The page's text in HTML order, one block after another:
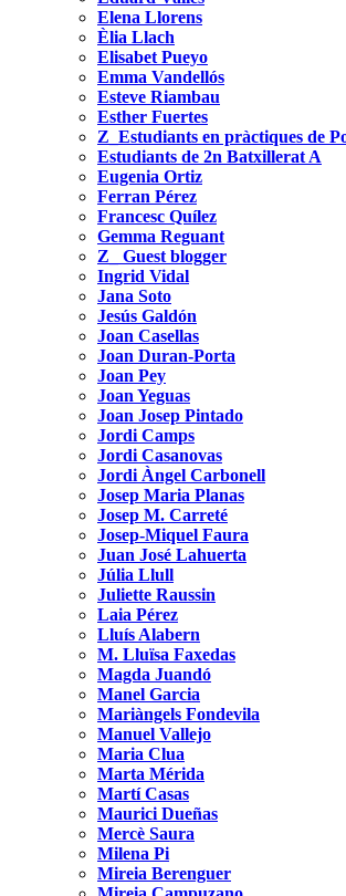
Elena Llorens
Èlia Llach
Elisabet Pueyo
Emma Vandellós
Esteve Riambau
Esther Fuertes
Z_Estudiants en pràctiques de
Estudiants de 2n Batxillerat A
Eugenia Ortiz
Ferran Pérez
Francesc Quílez
Gemma Reguant
Z_ Guest blogger
Ingrid Vidal
Jana Soto
Jesús Galdón
Joan Casellas
Joan Duran-Porta
Joan Pey
Joan Yeguas
Joan Josep Pintado
Jordi Camps
Jordi Casanovas
Jordi Àngel Carbonell
Josep Maria Planas
Josep M. Carreté
Josep-Miquel Faura
Juan José Lahuerta
Júlia Llull
Juliette Raussin
Laia Pérez
Lluís Alabern
M. Lluïsa Faxedas
Magda Juandó
Manel Garcia
Mariàngels Fondevila
Manuel Vallejo
Maria Clua
Marta Mérida
Martí Casas
Maurici Dueñas
Mercè Saura
Milena Pi
Mireia Berenguer